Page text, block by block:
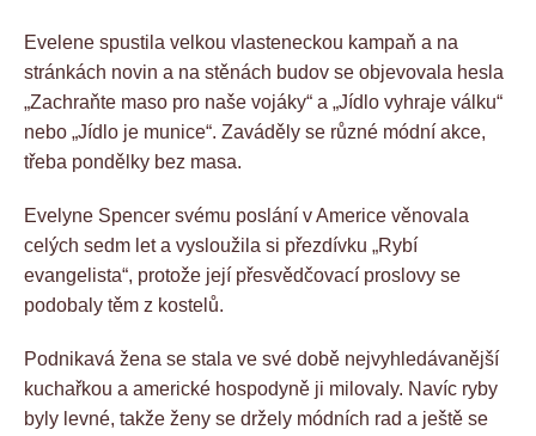
Evelene spustila velkou vlasteneckou kampaň a na
stránkách novin a na stěnách budov se objevovala hesla
„Zachraňte maso pro naše vojáky“ a „Jídlo vyhraje válku“
nebo „Jídlo je munice“. Zaváděly se různé módní akce,
třeba pondělky bez masa.
Evelyne Spencer svému poslání v Americe věnovala
celých sedm let a vysloužila si přezdívku „Rybí
evangelista“, protože její přesvědčovací proslovy se
podobaly těm z kostelů.
Podnikavá žena se stala ve své době nejvyhledávanější
kuchařkou a americké hospodyně ji milovaly. Navíc ryby
byly levné, takže ženy se držely módních rad a ještě se